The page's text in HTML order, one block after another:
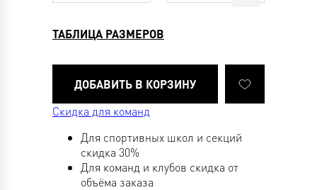
ТАБЛИЦА РАЗМЕРОВ
Скидка для команд
Для спортивных школ и секций
скидка 30%
Для команд и клубов скидка от
объёма заказа